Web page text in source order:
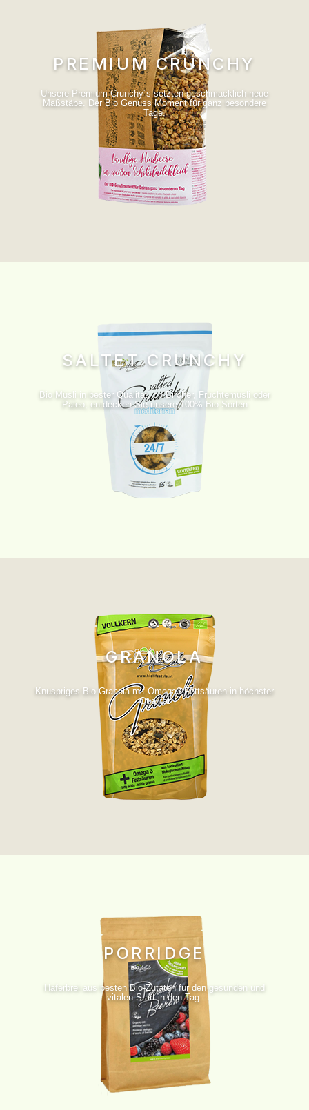
PREMIUM CRUNCHY
Unsere Premium Crunchy´s setzten geschmacklich neue
Maßstäbe. Der Bio Genuss Moment für ganz besondere
Tage.
SALTET CRUNCHY
Bio Müsli in bester Qualität, ob Bircher, Früchtemüsli oder
Paleo, entdecken Sie unsere 100% Bio Sorten
GRANOLA
Knuspriges Bio Granola mit Omega3 Fettsäuren in höchster
Qualität
PORRIDGE
Haferbrei aus besten Bio-Zutaten für den gesunden und
vitalen Start in den Tag.